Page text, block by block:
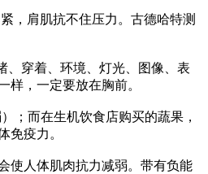
，肩肌抗不住压力。古德哈特测
、穿着、环境、灯光、图像、表
，一定要放在胸前。
；而在生机饮食店购买的蔬果，
免疫力。
使人体肌肉抗力减弱。带有负能